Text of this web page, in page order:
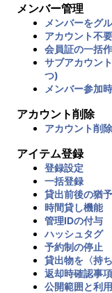
メンバー管理
メンバーをグ
アカウント不
会員証の一括
サブアカウン
つ)
メンバー参加
アカウント削除
アカウント削
アイテム登録
登録設定
一括登録
貸出前後の猶
時間貸し機能
管理IDの付与
ハッシュタグ
予約制の停止
貸出物を〈持
返却時確認事
公開範囲と利